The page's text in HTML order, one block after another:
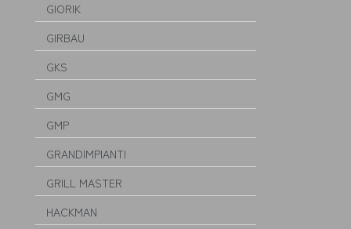
GIORIK
GIRBAU
GKS
GMG
GMP
GRANDIMPIANTI
GRILL MASTER
HACKMAN